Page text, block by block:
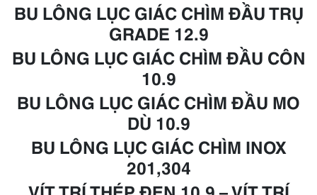
BU LÔNG LỤC GIÁC CHÌM ĐẦU TRỤ
GRADE 12.9
BU LÔNG LỤC GIÁC CHÌM ĐẦU CÔN
10.9
BU LÔNG LỤC GIÁC CHÌM ĐẦU MO
DÙ 10.9
BU LÔNG LỤC GIÁC CHÌM INOX
201,304